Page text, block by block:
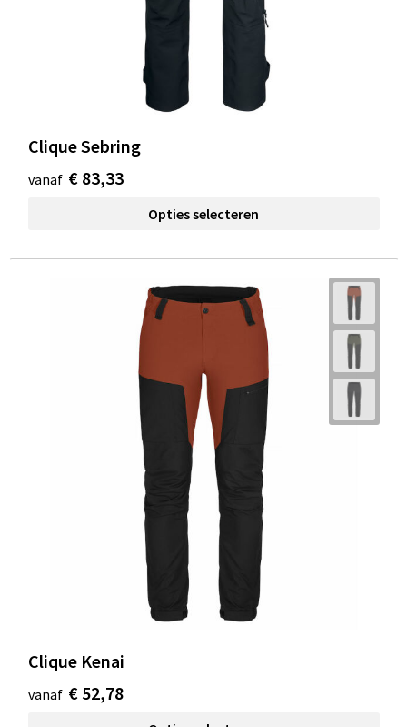
Clique Sebring
vanaf € 83,33
Opties selecteren
Clique Kenai
vanaf € 52,78